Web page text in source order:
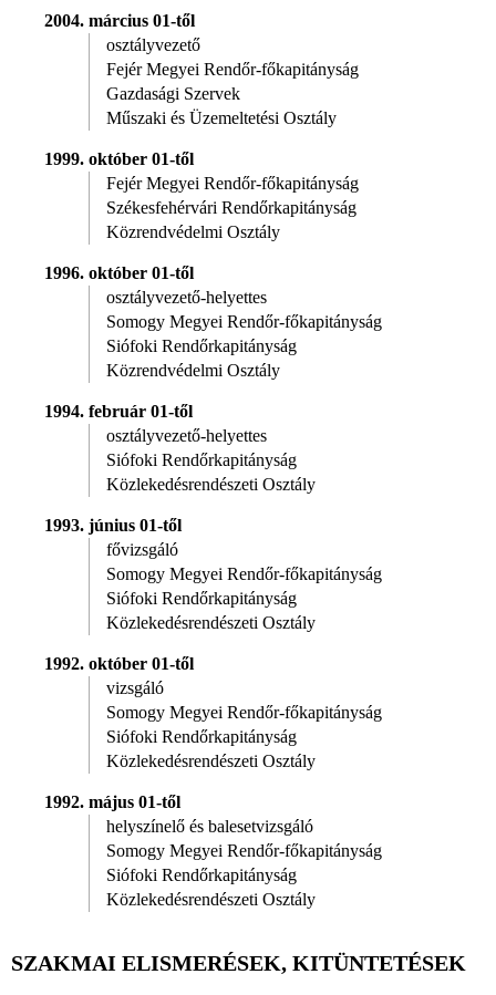
2004. március 01-től
osztályvezető
Fejér Megyei Rendőr-főkapitányság
Gazdasági Szervek
Műszaki és Üzemeltetési Osztály
1999. október 01-től
Fejér Megyei Rendőr-főkapitányság
Székesfehérvári Rendőrkapitányság
Közrendvédelmi Osztály
1996. október 01-től
osztályvezető-helyettes
Somogy Megyei Rendőr-főkapitányság
Siófoki Rendőrkapitányság
Közrendvédelmi Osztály
1994. február 01-től
osztályvezető-helyettes
Siófoki Rendőrkapitányság
Közlekedésrendészeti Osztály
1993. június 01-től
fővizsgáló
Somogy Megyei Rendőr-főkapitányság
Siófoki Rendőrkapitányság
Közlekedésrendészeti Osztály
1992. október 01-től
vizsgáló
Somogy Megyei Rendőr-főkapitányság
Siófoki Rendőrkapitányság
Közlekedésrendészeti Osztály
1992. május 01-től
helyszínelő és balesetvizsgáló
Somogy Megyei Rendőr-főkapitányság
Siófoki Rendőrkapitányság
Közlekedésrendészeti Osztály
SZAKMAI ELISMERÉSEK, KITÜNTETÉSEK